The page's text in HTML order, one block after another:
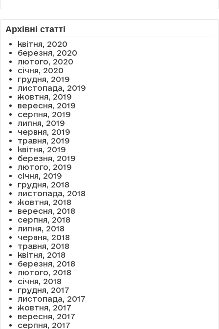
Архівні статті
квітня, 2020
березня, 2020
лютого, 2020
січня, 2020
грудня, 2019
листопада, 2019
жовтня, 2019
вересня, 2019
серпня, 2019
липня, 2019
червня, 2019
травня, 2019
квітня, 2019
березня, 2019
лютого, 2019
січня, 2019
грудня, 2018
листопада, 2018
жовтня, 2018
вересня, 2018
серпня, 2018
липня, 2018
червня, 2018
травня, 2018
квітня, 2018
березня, 2018
лютого, 2018
січня, 2018
грудня, 2017
листопада, 2017
жовтня, 2017
вересня, 2017
серпня, 2017